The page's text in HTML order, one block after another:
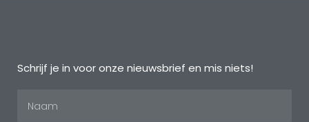
Schrijf je in voor onze nieuwsbrief en mis niets!